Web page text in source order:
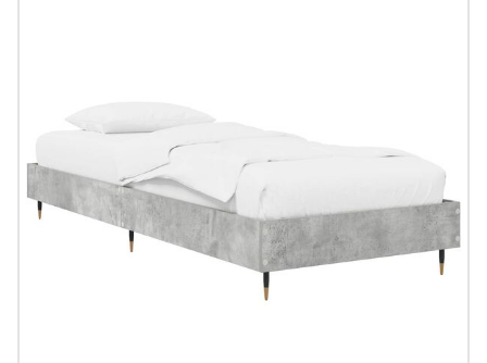
#sharemevidaxl